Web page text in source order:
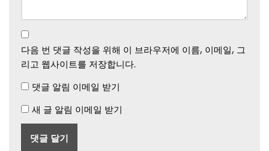
다음 번 댓글 작성을 위해 이 브라우저에 이름, 이메일, 그
리고 웹사이트를 저장합니다.
댓글 알림 이메일 받기
새 글 알림 이메일 받기